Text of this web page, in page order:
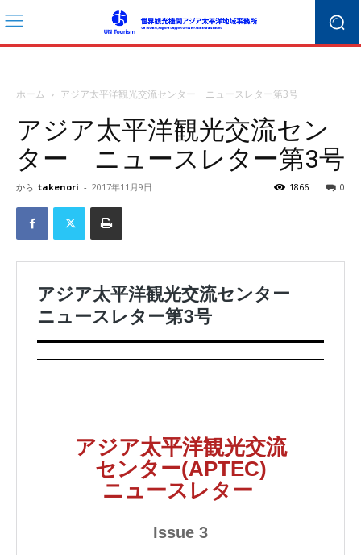
ホーム アジア太平洋観光交流センター ニュースレター第3号
アジア太平洋観光交流セン
ター ニュースレター第3号
から takenori - 2017年11月9日 0
1866